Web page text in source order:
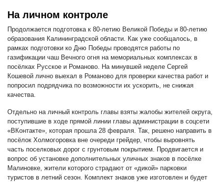
На личном контроле
Продолжается подготовка к 80-летию Великой Победы и 80-летию
образования Калининградской области. Как уже сообщалось, в
рамках подготовки ко Дню Победы проводятся работы по
газификации чаш Вечного огня на мемориальных комплексах в
посёлках Русское и Романово. На минувшей неделе Сергей
Кошевой лично выехал в Романово для проверки качества работ и
попросил подрядчика по возможности их ускорить, не снижая
качества.
Отдельно на личный контроль главы взяты жалобы жителей округа,
поступившие в ходе прямой линии главы администрации в соцсети
«ВКонтакте», которая прошла 28 февраля. Так, решено направить в
посёлок Холмогоровка вне очереди грейдер, чтобы выровнять
часть поселковых дорог с грунтовым покрытием. Продвигается и
вопрос об установке дополнительных уличных знаков в посёлке
Малиновке, жители которого страдают от «дикой» парковки
туристов в летний сезон. Комплект знаков уже изготовлен и будет